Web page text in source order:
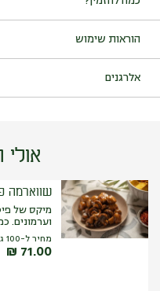
ולהקליל כל מנה.
בוקצ’וי, שעועית ירוקה
שנצמדים מעולה למגוון מגשים
*המוצר ללא הרוטב -טבעוני.
הוראות שימוש
אלרגנים
*המוצר ללא הרוטב -טבעוני.
שווארמה
מיקס של
וערמונים.
מחיר ל-100 גרם:
₪ 71.00